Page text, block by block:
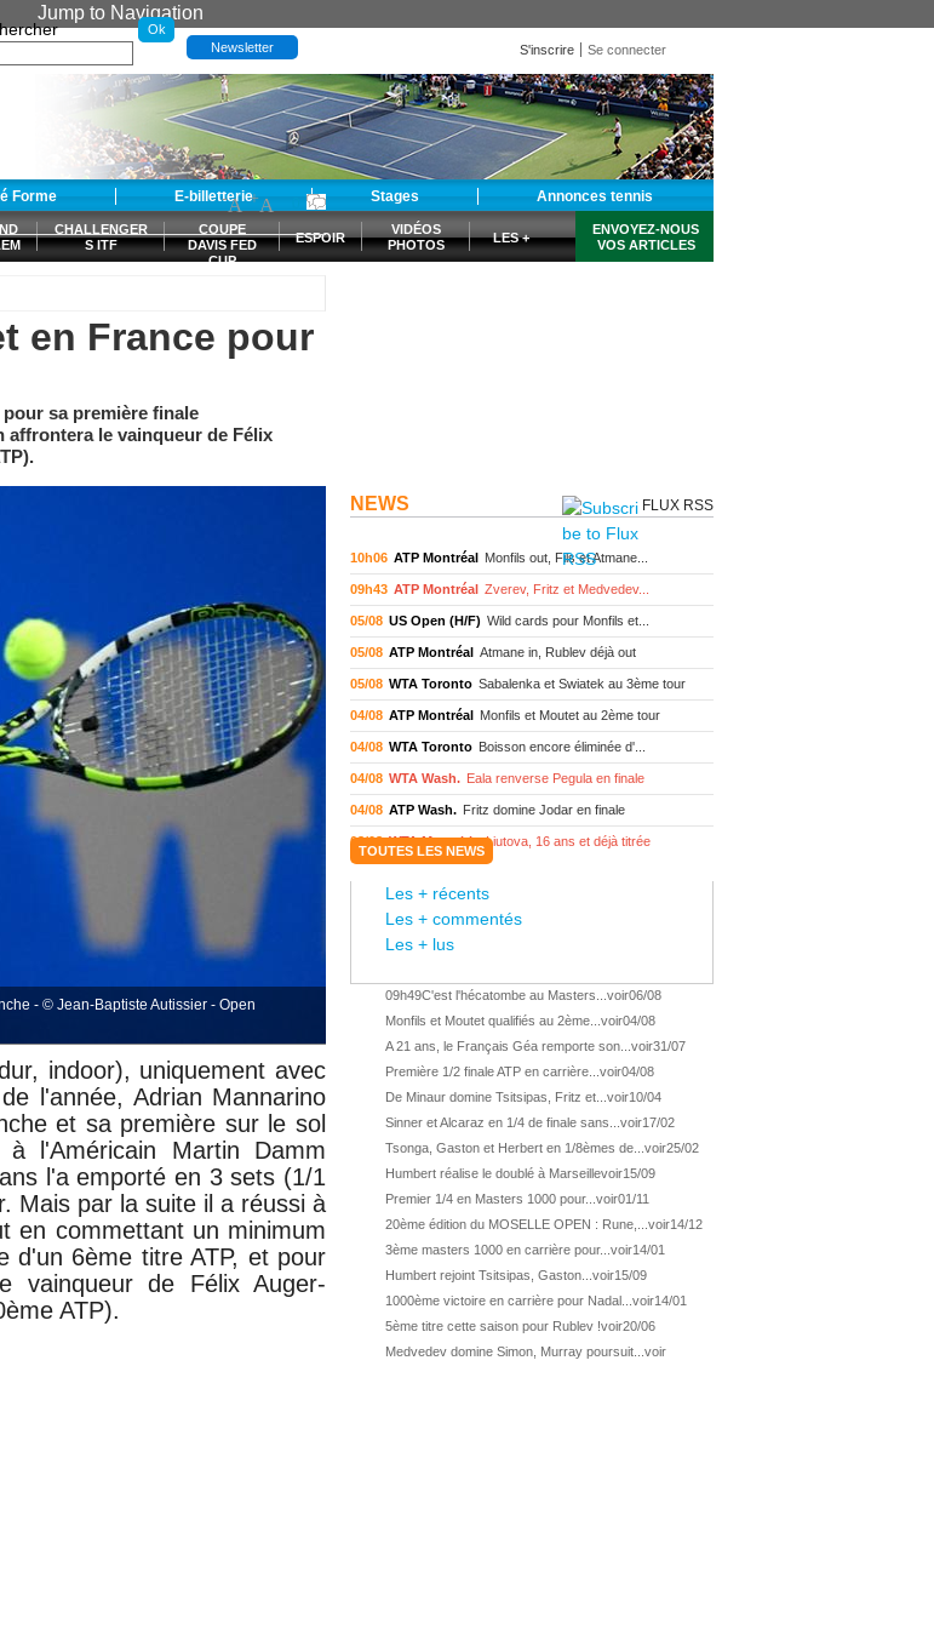
Jump to Navigation
Newsletter S'inscrire Se connecter
Forme E-billetterie Stages Annonces tennis
CHALLENGER
S ITF
COUPE
DAVIS FED
CUP
ESPOIR
VIDÉOS
PHOTOS
LES +
ENVOYEZ-NOUS
VOS ARTICLES
-A +A
en France pour
sa première finale
affrontera le vainqueur de Félix
- © Jean-Baptiste Autissier - Open
indoor), uniquement avec
l'année, Adrian Mannarino
et sa première sur le sol
à l'Américain Martin Damm
l'a emporté en 3 sets (1/1
Mais par la suite il a réussi à
en commettant un minimum
d'un 6ème titre ATP, et pour
vainqueur de Félix Auger-
ATP).
NEWS FLUX RSS
10h06 ATP Montréal Monfils out, Fils et Atmane...
09h43 ATP Montréal Zverev, Fritz et Medvedev...
05/08 US Open (H/F) Wild cards pour Monfils et...
05/08 ATP Montréal Atmane in, Rublev déjà out
05/08 WTA Toronto Sabalenka et Swiatek au 3ème tour
04/08 ATP Montréal Monfils et Moutet au 2ème tour
04/08 WTA Toronto Boisson encore éliminée d'...
04/08 WTA Wash. Eala renverse Pegula en finale
04/08 ATP Wash. Fritz domine Jodar en finale
03/08 WTA Memphis Liutova, 16 ans et déjà titrée
ATP Los Cabos
WTA Wash.
ATP Los Cabos Géa en finale !
ATP Los Cabos 1ère 1/2 finale pour Géa
ATP Wash. Pas de 1/4 pour Humbert et Atmane
WTA Washington Déjà fini pour Fernandez
ATP Washington De Minaur domine Tsitsipas
ATP Washington Fritz et Musetti en 1/8èmes
WTA Prague Tagger, premier sacre à 18 ans
ATP Estoril Van Assche remporte son 1er...
ATP Estoril Van Assche s'offre Rublev
TOUTES LES NEWS
Les + récents
Les + commentés
Les + lus
09h49C'est l'hécatombe au Masters... voir06/08
Monfils et Moutet qualifiés au 2ème... voir04/08
A 21 ans, le Français Géa remporte son... voir31/07
Première 1/2 finale ATP en carrière... voir04/08
De Minaur domine Tsitsipas, Fritz et... voir10/04
Sinner et Alcaraz en 1/4 de finale sans... voir17/02
Tsonga, Gaston et Herbert en 1/8èmes de... voir25/02
Humbert réalise le doublé à Marseillevoir15/09
Premier 1/4 en Masters 1000 pour... voir01/11
20ème édition du MOSELLE OPEN : Rune,... voir14/12
3ème masters 1000 en carrière pour... voir14/01
Humbert rejoint Tsitsipas, Gaston... voir15/09
1000ème victoire en carrière pour Nadal... voir14/01
5ème titre cette saison pour Rublev !voir20/06
Medvedev domine Simon, Murray poursuit... voir